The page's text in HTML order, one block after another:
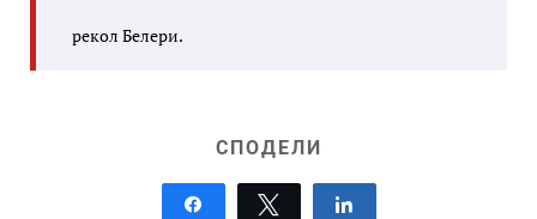
рекол Белери.
СПОДЕЛИ
Tweet